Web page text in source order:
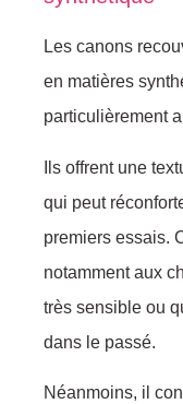
Les canons
en matières
particulièrement
Ils offrent une
qui peut
premiers essais.
notamment aux
très sensible ou
dans le passé.
Néanmoins, il